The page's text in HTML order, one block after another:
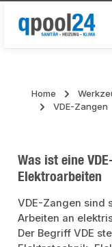
Zum Hauptinhalt
Home
VDE-Zangen
Was ist eine
Elektroarbeiten
VDE-Zangen sind
Arbeiten an
Der Begriff VDE